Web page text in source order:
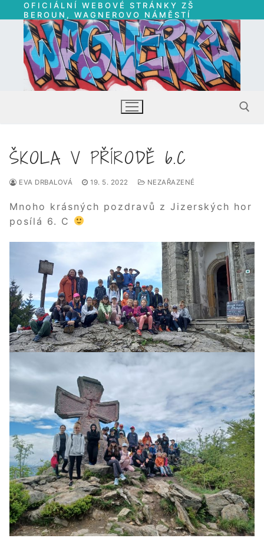
Přeskočit
na
obsah
OFICIÁLNÍ WEBOVÉ STRÁNKY ZŠ
BEROUN, WAGNEROVO NÁMĚSTÍ
Hledat:
ŠKOLA V PŘÍRODĚ 6.C
EVA DRBALOVÁ 19. 5. 2022 NEZAŘAZENÉ
Mnoho krásných pozdravů z Jizerských hor
posílá 6. C